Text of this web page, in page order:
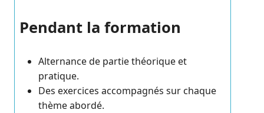
Pendant la formation
Alternance de partie théorique et
pratique.
Des exercices accompagnés sur chaque
thème abordé.